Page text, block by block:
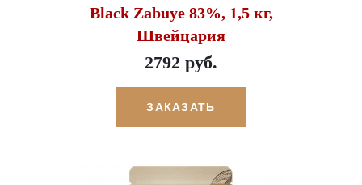
Black Zabuye 83%, 1,5 кг,
Швейцария
2792 руб.
ЗАКАЗАТЬ